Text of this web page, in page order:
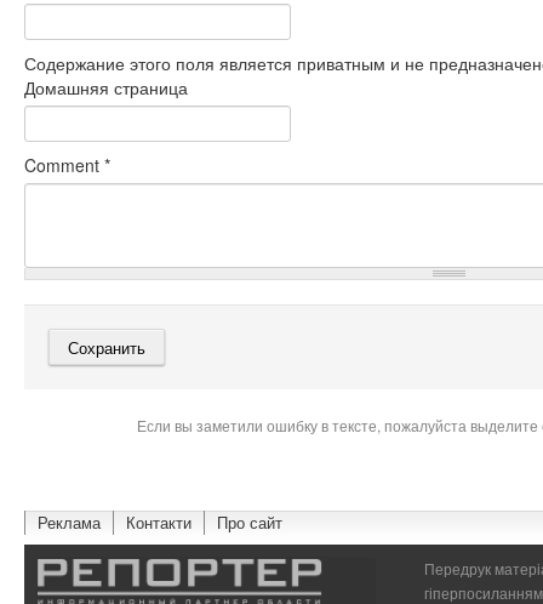
Содержание этого поля является приватным и не
Домашняя страница
Comment *
Если вы заметили ошибку в тексте, пожалуйста
Реклама Контакти Про сайт
Передрук